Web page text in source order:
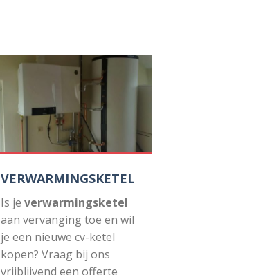
VERWARMINGSKETEL
Is je verwarmingsketel
aan vervanging toe en wil
je een nieuwe cv-ketel
kopen? Vraag bij ons
vrijblijvend een offerte